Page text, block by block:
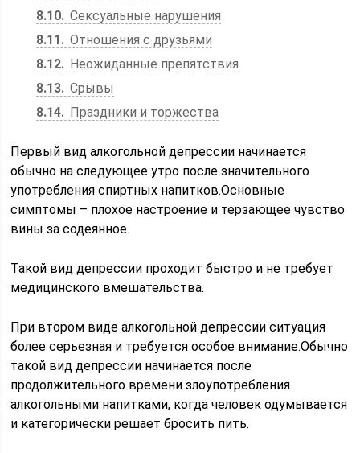
8.10 Сексуальные нарушения
8.11
Отношения с друзьями
8.12
Неожиданные препятствия
8.13 Срывы
8.14
Праздники и торжества
Первый вид алкогольной депрессии начинается
обычно на следующее утро после значительного
употребления спиртных напитков.Основные
симптомы – плохое настроение и терзающее чувство
вины за содеянное.
Такой вид депрессии проходит быстро и не требует
медицинского вмешательства.
При втором виде алкогольной депрессии ситуация
более серьезная и требуется особое внимание.Обычно
такой вид депрессии начинается после
продолжительного времени злоупотребления
алкогольными напитками, когда человек одумывается
и категорически решает бросить пить.